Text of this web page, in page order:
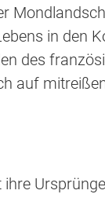
in den
des
auf